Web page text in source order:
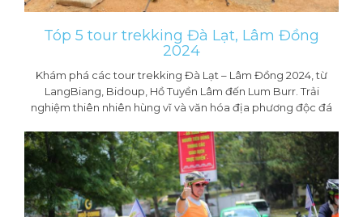
Tóp 5 tour trekking Đà Lạt, Lâm Đồng
2024
Khám phá các tour trekking Đà Lạt – Lâm Đồng 2024, từ
LangBiang, Bidoup, Hồ Tuyền Lâm đến Lum Burr. Trải
nghiệm thiên nhiên hùng vĩ và văn hóa địa phương độc đá